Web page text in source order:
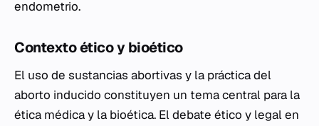
endometrio.
Contexto ético y bioético
El uso de sustancias abortivas y la práctica del
aborto inducido constituyen un tema central para la
ética médica y la bioética. El debate ético y legal en